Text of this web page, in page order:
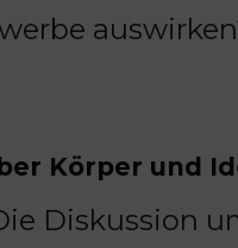
Körper und
Diskussion